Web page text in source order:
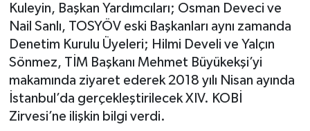
Kuleyin, Başkan Yardımcıları; Osman Deveci ve
Nail Sanlı, TOSYÖV eski Başkanları aynı zamanda
Denetim Kurulu Üyeleri; Hilmi Develi ve Yalçın
Sönmez, TİM Başkanı Mehmet Büyükekşi’yi
makamında ziyaret ederek 2018 yılı Nisan ayında
İstanbul’da gerçekleştirilecek XIV. KOBİ
Zirvesi’ne ilişkin bilgi verdi.
KAPAK
OSB
SEKTÖR
ŞİRKET PANO